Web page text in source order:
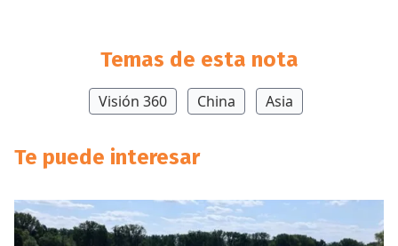
Temas de esta nota
Visión 360 China Asia
Te puede interesar